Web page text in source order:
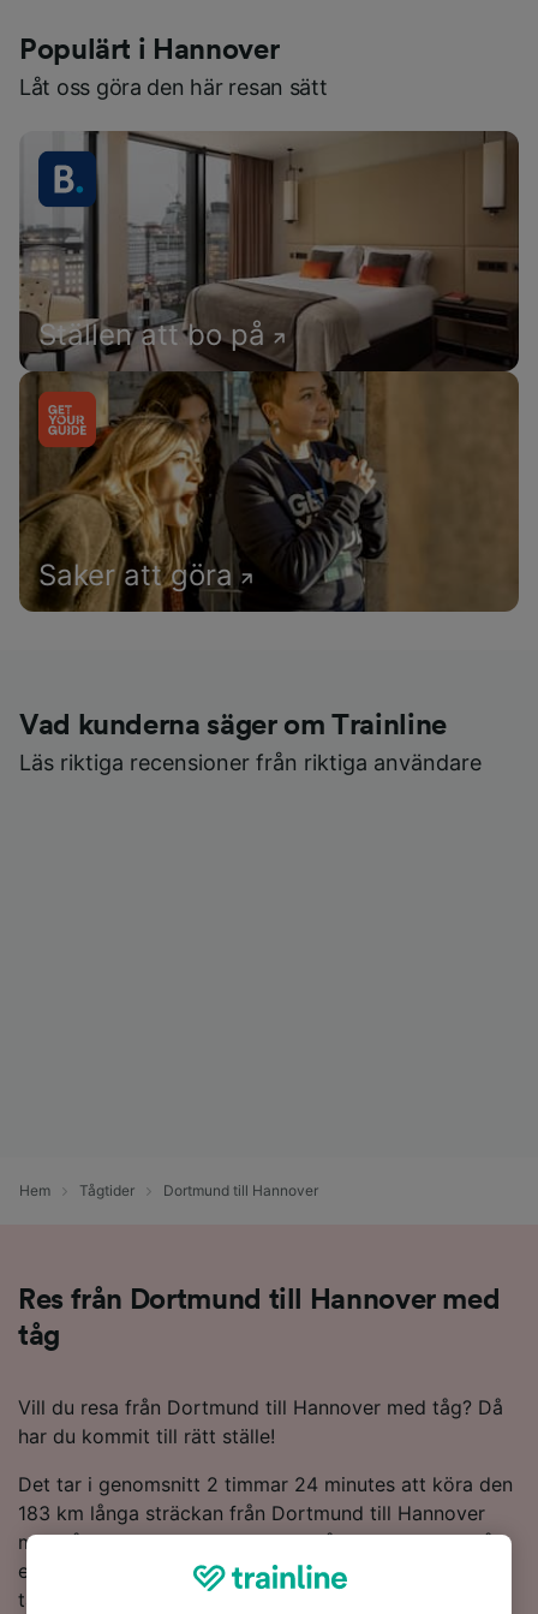
Populärt i Hannover
Låt oss göra den här resan sätt
Ställen att bo på
Saker att göra
Vad kunderna säger om Trainline
Läs riktiga recensioner från riktiga användare
Hem Tågtider Dortmund till Hannover
Res från Dortmund till Hannover med
tåg
Vill du resa från Dortmund till Hannover med tåg? Då
har du kommit till rätt ställe!
Det tar i genomsnitt 2 timmar 24 minutes att köra den
183 km långa sträckan från Dortmund till Hannover
med tåg, även om de snabbaste tågen kör rutten på
endast 1 timme 41 minutes. Du hittar vanligtvis 40 tåg
tåg per dag som kör den 183 km kilometer långa